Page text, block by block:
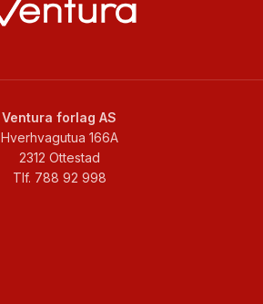
Ventura forlag AS
Hverhvagutua 166A
2312 Ottestad
Tlf. 788 92 998